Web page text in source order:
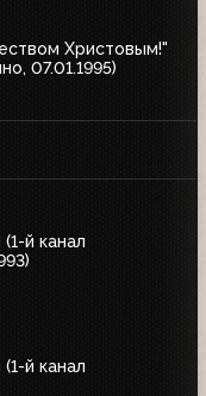
Христовым!"
07.01.1995)
й канал
й канал